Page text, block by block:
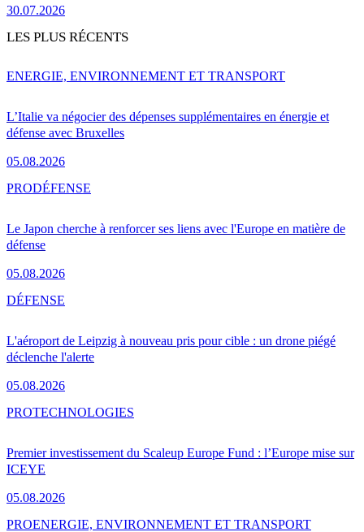
30.07.2026
LES PLUS RÉCENTS
L’Italie va négocier des dépenses supplémentaires en énergie et
défense avec Bruxelles
05.08.2026
ENERGIE, ENVIRONNEMENT ET TRANSPORT
Le Japon cherche à renforcer ses liens avec l'Europe en matière de
défense
05.08.2026
PRODÉFENSE
L'aéroport de Leipzig à nouveau pris pour cible : un drone piégé
déclenche l'alerte
05.08.2026
DÉFENSE
Premier investissement du Scaleup Europe Fund : l’Europe mise sur
ICEYE
05.08.2026
PROTECHNOLOGIES
PROENERGIE, ENVIRONNEMENT ET TRANSPORT